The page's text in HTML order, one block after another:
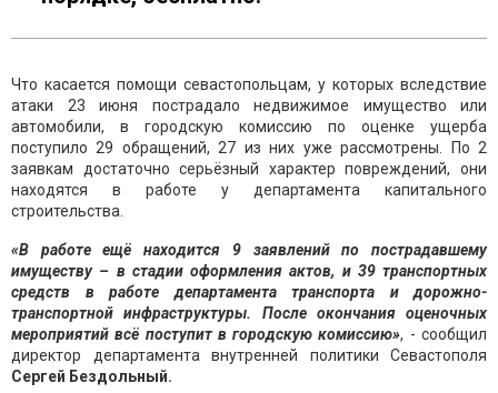
Что касается помощи севастопольцам, у которых вследствие
атаки 23 июня пострадало недвижимое имущество или
автомобили, в городскую комиссию по оценке ущерба
поступило 29 обращений, 27 из них уже рассмотрены. По 2
заявкам достаточно серьёзный характер повреждений, они
находятся в работе у департамента капитального
строительства.
«В работе ещё находится 9 заявлений по пострадавшему
имуществу – в стадии оформления актов, и 39 транспортных
средств в работе департамента транспорта и дорожно-
транспортной инфраструктуры. После окончания оценочных
мероприятий всё поступит в городскую комиссию», - сообщил
директор департамента внутренней политики Севастополя
Сергей Бездольный.